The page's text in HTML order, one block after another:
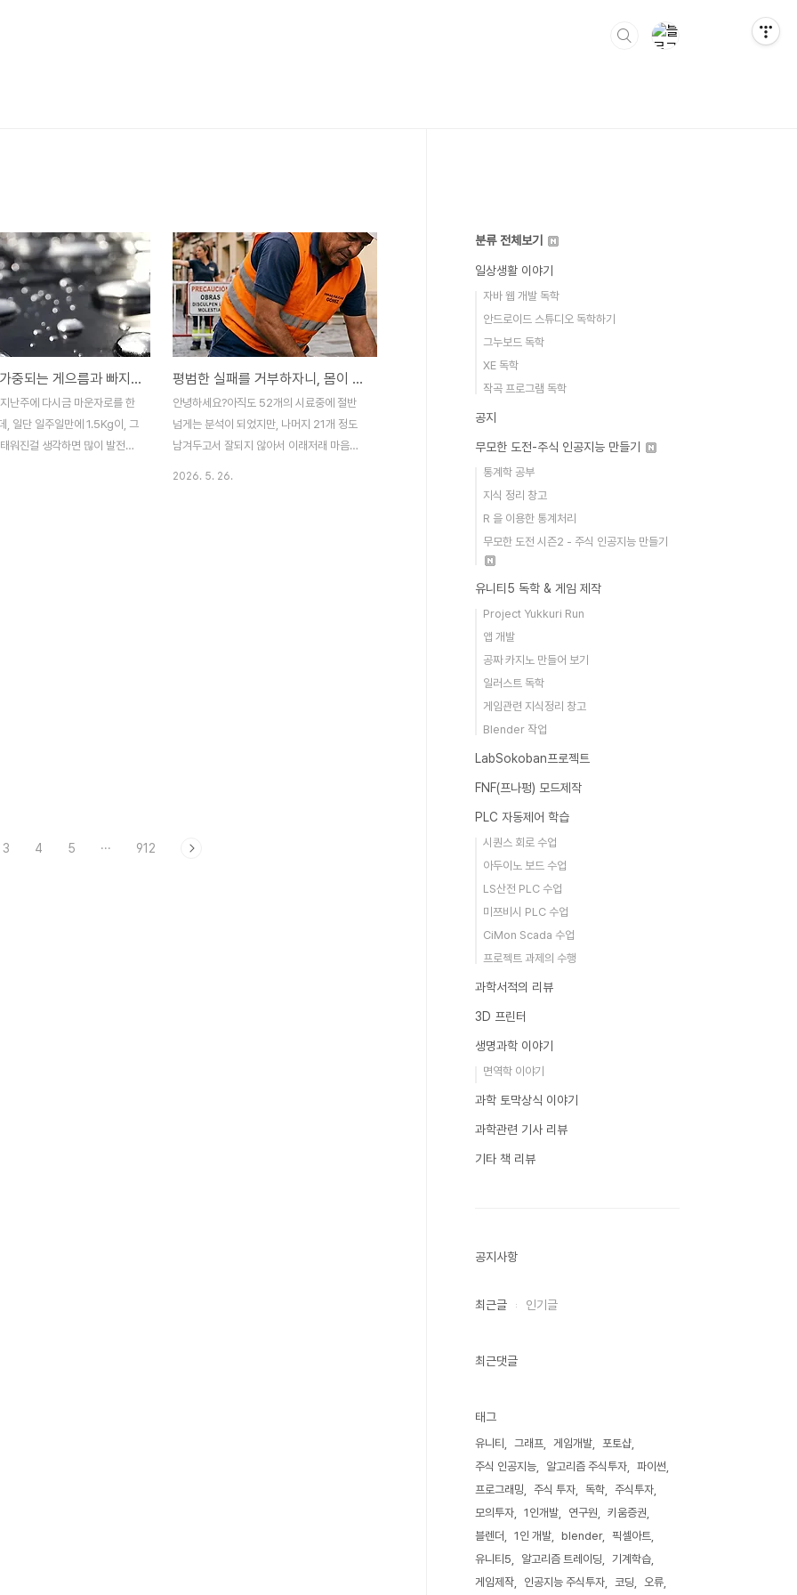
비가오니 가중되는 게으름과 빠지는 체중(?).
난주에 다시금 마운자로를 한
, 일단 일주일만에 1.5Kg이, 그
워진걸 생각하면 많이 발전하
평범한 실패를 거부하자니, 몸이 조금 고달픕니다.
안녕하세요?아직도 52개의 시료중에 절반
넘게는 분석이 되었지만, 나머지 21개 정도
남겨두고서 잘되지 않아서 이래저래 마음고
2026. 5. 26.
3 4 5 ··· 912
분류 전체보기
일상생활 이야기
자바 웹 개발 독학
안드로이드 스튜디오 독학하기
그누보드 독학
XE 독학
작곡 프로그램 독학
공지
무모한 도전-주식 인공지능 만들기
통계학 공부
지식 정리 창고
R 을 이용한 통계처리
무모한 도전 시즌2 - 주식 인공지능 만들기
유니티5 독학 & 게임 제작
Project Yukkuri Run
앱 개발
공짜 카지노 만들어 보기
일러스트 독학
게임관련 지식정리 창고
Blender 작업
LabSokoban프로젝트
FNF(프나펑) 모드제작
PLC 자동제어 학습
시퀀스 회로 수업
아두이노 보드 수업
LS산전 PLC 수업
미쯔비시 PLC 수업
CiMon Scada 수업
프로젝트 과제의 수행
과학서적의 리뷰
3D 프린터
생명과학 이야기
면역학 이야기
과학 토막상식 이야기
과학관련 기사 리뷰
기타 책 리뷰
공지사항
최근글 인기글
최근댓글
태그
유니티 그래프 게임개발
포토샵
주식 인공지능
알고리즘 주식투자
파이썬
프로그래밍
주식 투자 독학
주식투자
모의투자
1인개발 연구원
키움증권
블렌더
1인 개발 blender
픽셀아트
유니티5
알고리즘 트레이딩
기계학습
게임제작
인공지능 주식투자 코딩 오류